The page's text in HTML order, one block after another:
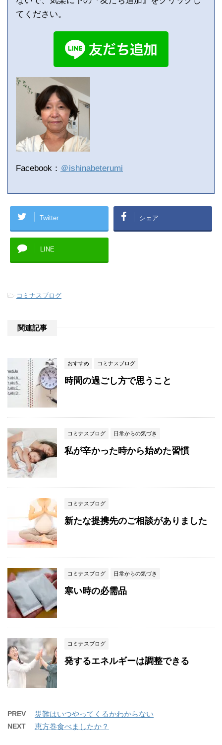
てください。
Facebook： ＠ishinabeterumi
Twitter シェア
LINE
-コミナスブログ
関連記事
おすすめ コミナスブログ
時間の過ごし方で思うこと
コミナスブログ 日常からの気づき
私が辛かった時から始めた習慣
コミナスブログ
新たな提携先のご相談がありました
コミナスブログ 日常からの気づき
寒い時の必需品
コミナスブログ
発するエネルギーは調整できる
PREV 災難はいつやってくるかわからない
NEXT 恵方巻食べましたか？